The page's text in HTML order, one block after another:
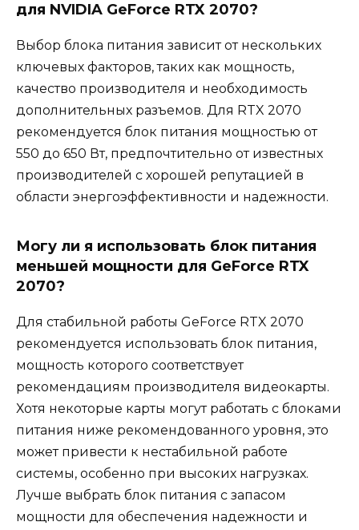
для NVIDIA GeForce RTX 2070?
Выбор блока питания зависит от нескольких
ключевых факторов, таких как мощность,
качество производителя и необходимость
дополнительных разъемов. Для RTX 2070
рекомендуется блок питания мощностью от
550 до 650 Вт, предпочтительно от известных
производителей с хорошей репутацией в
области энергоэффективности и надежности.
Могу ли я использовать блок питания
меньшей мощности для GeForce RTX
2070?
Для стабильной работы GeForce RTX 2070
рекомендуется использовать блок питания,
мощность которого соответствует
рекомендациям производителя видеокарты.
Хотя некоторые карты могут работать с блоками
питания ниже рекомендованного уровня, это
может привести к нестабильной работе
системы, особенно при высоких нагрузках.
Лучше выбрать блок питания с запасом
мощности для обеспечения надежности и